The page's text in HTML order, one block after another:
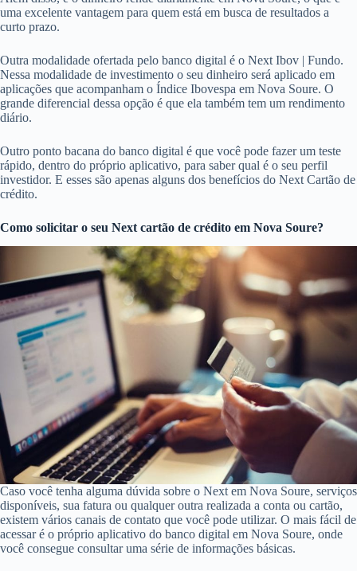
uma excelente vantagem para quem está em busca de resultados a
curto prazo.
Outra modalidade ofertada pelo banco digital é o Next Ibov | Fundo.
Nessa modalidade de investimento o seu dinheiro será aplicado em
aplicações que acompanham o Índice Ibovespa em Nova Soure. O
grande diferencial dessa opção é que ela também tem um rendimento
diário.
Outro ponto bacana do banco digital é que você pode fazer um teste
rápido, dentro do próprio aplicativo, para saber qual é o seu perfil
investidor. E esses são apenas alguns dos benefícios do Next Cartão de
crédito.
Como solicitar o seu Next cartão de crédito em Nova Soure?
Caso você tenha alguma dúvida sobre o Next em Nova Soure, serviços
disponíveis, sua fatura ou qualquer outra realizada a conta ou cartão,
existem vários canais de contato que você pode utilizar. O mais fácil de
acessar é o próprio aplicativo do banco digital em Nova Soure, onde
você consegue consultar uma série de informações básicas.